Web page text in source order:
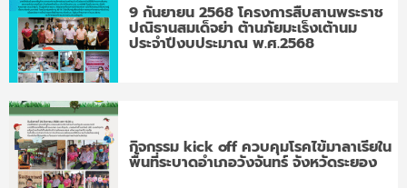
9 กันยายน 2568 โครงการสืบสานพระราช
ปณิธานสมเด็จย่า ต้านภัยมะเร็งเต้านม
ประจำปีงบประมาณ พ.ศ.2568
กิจกรรม kick off ควบคุมโรคไข้มาลาเรียใน
พื้นที่ระบาดอำเภอวังจันทร์ จังหวัดระยอง